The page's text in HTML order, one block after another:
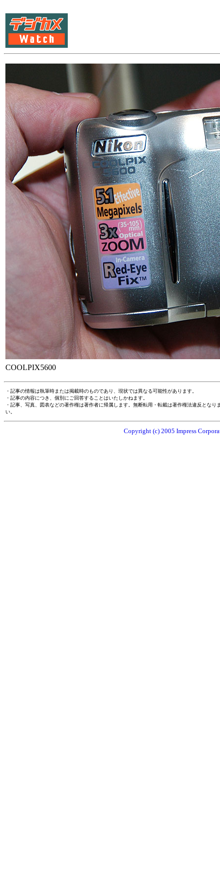
COOLPIX5600
・記事の情報は執筆時または掲載時のものであり、現状では異なる可能性があります。
・記事の内容につき、個別にご回答することはいたしかねます。
・記事、写真、図表などの著作権は著作者に帰属します。無断転用・転載は著作権法違反とな
い。
Copyright (c) 2005 Impress